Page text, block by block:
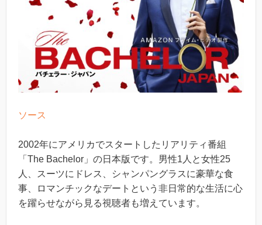
ソース
2002年にアメリカでスタートしたリアリティ番組
「The Bachelor」の日本版です。男性1人と女性25
人、スーツにドレス、シャンパングラスに豪華な食
事、ロマンチックなデートという非日常的な生活に心
を躍らせながら見る視聴者も増えています。